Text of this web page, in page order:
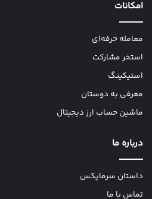
امکانات
معامله حرفه‌ای
استخر مشارکت
استیکینگ
معرفی به دوستان
ماشین حساب ارز دیجیتال
درباره ما
داستان سرمایکس
تماس با ما